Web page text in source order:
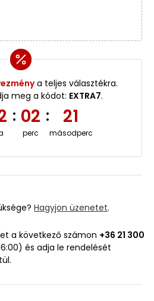
a teljes választékra.
meg a kódot: EXTRA7.
: 02
perc
: 21
másodperc
Hagyjon üzenetet.
a következő számon +36 21 300
és adja le rendelését